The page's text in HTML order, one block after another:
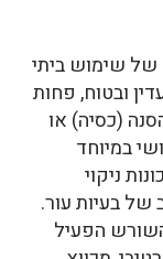
של שימוש ביתי
ובטוח, פחות
(כסיה) או
במיוחד
ניקוי
של בעיות עור.
הפעיל